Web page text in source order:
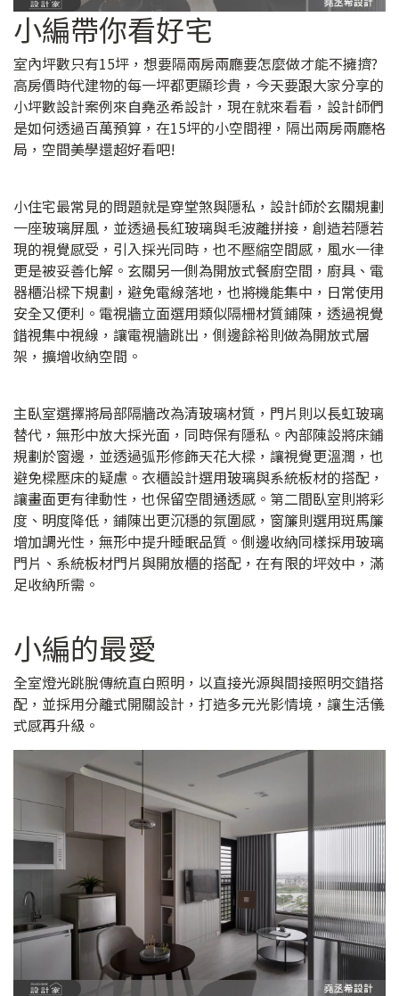
小編帶你看好宅
室內坪數只有15坪，想要隔兩房兩廳要怎麼做才能不擁擠?
高房價時代建物的每一坪都更顯珍貴，今天要跟大家分享的
小坪數設計案例來自堯丞希設計，現在就來看看，設計師們
是如何透過百萬預算，在15坪的小空間裡，隔出兩房兩廳格
局，空間美學還超好看吧!
小住宅最常見的問題就是穿堂煞與隱私，設計師於玄關規劃
一座玻璃屏風，並透過長紅玻璃與毛波離拼接，創造若隱若
現的視覺感受，引入採光同時，也不壓縮空間感，風水一律
更是被妥善化解。玄關另一側為開放式餐廚空間，廚具、電
器櫃沿樑下規劃，避免電線落地，也將機能集中，日常使用
安全又便利。電視牆立面選用類似隔柵材質鋪陳，透過視覺
錯視集中視線，讓電視牆跳出，側邊餘裕則做為開放式層
架，擴增收納空間。
主臥室選擇將局部隔牆改為清玻璃材質，門片則以長虹玻璃
替代，無形中放大採光面，同時保有隱私。內部陳設將床鋪
規劃於窗邊，並透過弧形修飾天花大樑，讓視覺更溫潤，也
避免樑壓床的疑慮。衣櫃設計選用玻璃與系統板材的搭配，
讓畫面更有律動性，也保留空間通透感。第二間臥室則將彩
度、明度降低，鋪陳出更沉穩的氛圍感，窗簾則選用斑馬簾
增加調光性，無形中提升睡眠品質。側邊收納同樣採用玻璃
門片、系統板材門片與開放櫃的搭配，在有限的坪效中，滿
足收納所需。
小編的最愛
全室燈光跳脫傳統直白照明，以直接光源與間接照明交錯搭
配，並採用分離式開關設計，打造多元光影情境，讓生活儀
式感再升級。